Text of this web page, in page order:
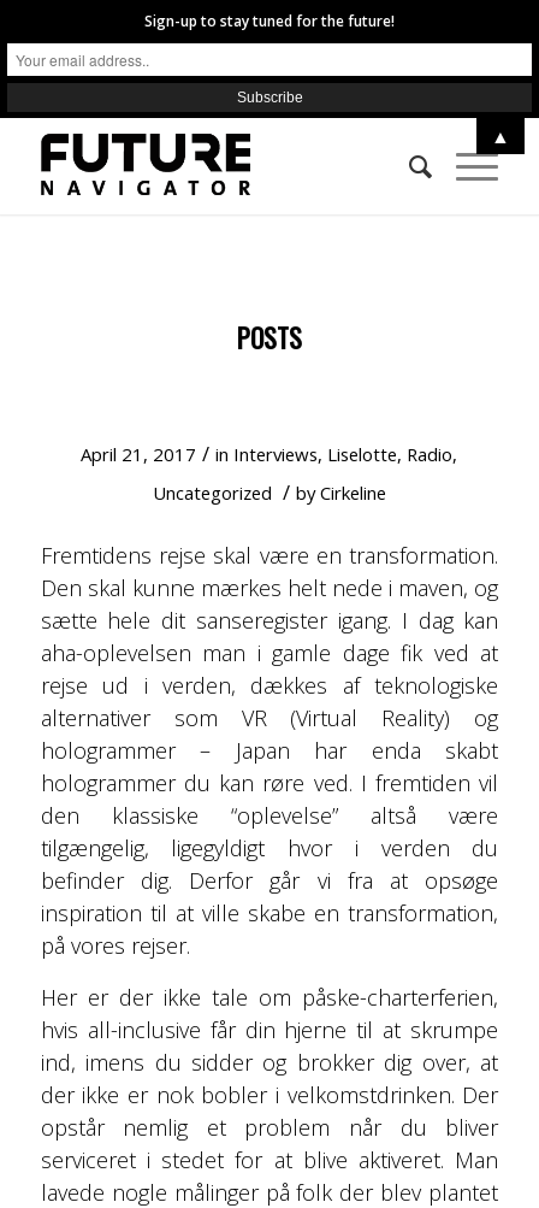
POSTS
April 21, 2017 / in Interviews, Liselotte, Radio,
Uncategorized / byCirkeline
Fremtidens rejse skal være en transformation.
Den skal kunne mærkes helt nede i maven, og
sætte hele dit sanseregister igang. I dag kan
aha-oplevelsen man i gamle dage fik ved at
rejse ud i verden, dækkes af teknologiske
alternativer som VR (Virtual Reality) og
hologrammer – Japan har enda skabt
hologrammer du kan røre ved. I fremtiden vil
den klassiske “oplevelse” altså være
tilgængelig, ligegyldigt hvor i verden du
befinder dig. Derfor går vi fra at opsøge
inspiration til at ville skabe en transformation,
på vores rejser.
Her er der ikke tale om påske-charterferien,
hvis all-inclusive får din hjerne til at skrumpe
ind, imens du sidder og brokker dig over, at
der ikke er nok bobler i velkomstdrinken. Der
opstår nemlig et problem når du bliver
serviceret i stedet for at blive aktiveret. Man
lavede nogle målinger på folk der blev plantet
Sign-up to stay tuned for the future!
▲